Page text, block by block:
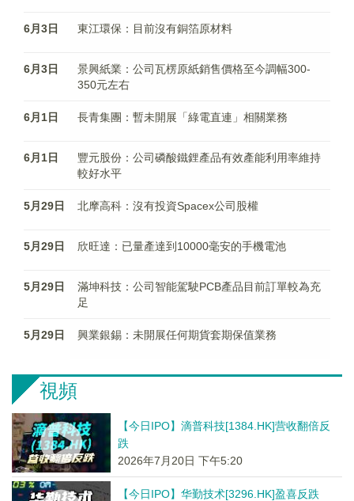
6月3日 東江環保：目前沒有銅箔原材料
6月3日
景興紙業：公司瓦楞原紙銷售價格至今調幅300-
350元左右
6月1日 長青集團：暫未開展「綠電直連」相關業務
6月1日
豐元股份：公司磷酸鐵鋰產品有效產能利用率維持
較好水平
5月29日 北摩高科：沒有投資Spacex公司股權
5月29日 欣旺達：已量產達到10000毫安的手機電池
5月29日
滿坤科技：公司智能駕駛PCB產品目前訂單較為充
足
5月29日 興業銀錫：未開展任何期貨套期保值業務
視頻
【今日IPO】滴普科技[1384.HK]营收翻倍反
跌
2026年7月20日 下午5:20
【今日IPO】华勤技术[3296.HK]盈喜反跌